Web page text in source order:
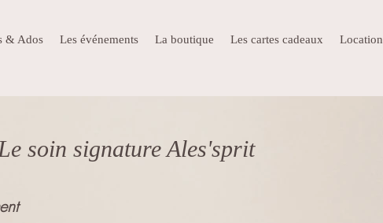
& Ados Les événements La boutique Les cartes cadeaux Location
Le soin signature Ales'sprit